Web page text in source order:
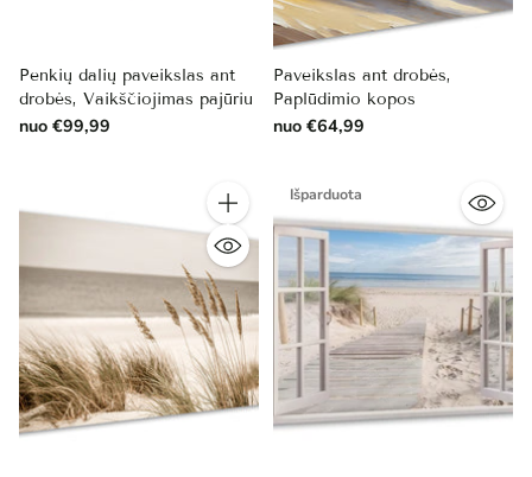
Penkių dalių paveikslas ant
drobės, Vaikščiojimas pajūriu
nuo €99,99
Paveikslas ant drobės,
Paplūdimio kopos
nuo €64,99
Kiekis
Išparduota